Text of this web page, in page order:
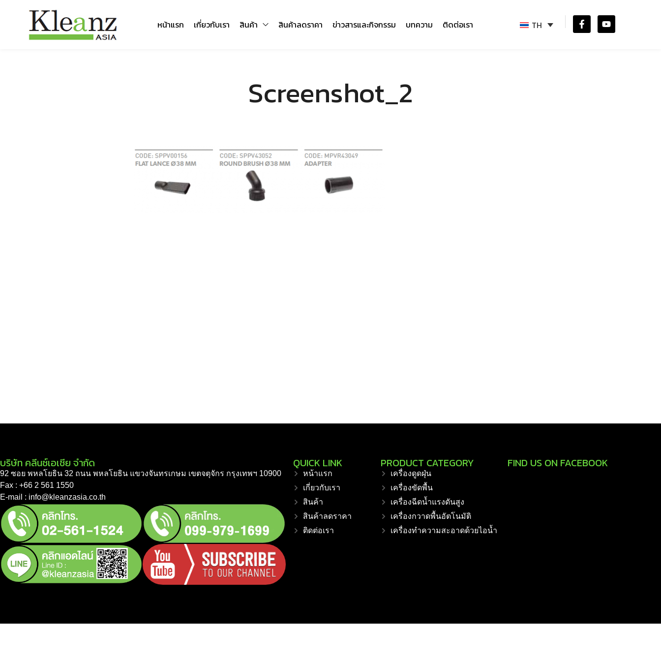
หน้าแรก เกี่ยวกับเรา สินค้า สินค้าลดราคา ข่าวสารและกิจกรรม บทความ ติดต่อเรา TH
Screenshot_2
บริษัท คลีนซ์เอเชีย จำกัด
92 ซอย พหลโยธิน 32 ถนน พหลโยธิน แขวงจันทรเกษม เขตจตุจักร กรุงเทพฯ 10900
Fax : +66 2 561 1550
E-mail : info@kleanzasia.co.th
QUICK LINK
หน้าแรก
เกี่ยวกับเรา
สินค้า
สินค้าลดราคา
ติดต่อเรา
PRODUCT CATEGORY
เครื่องดูดฝุ่น
เครื่องขัดพื้น
เครื่องฉีดน้ำแรงดันสูง
เครื่องกวาดพื้นอัตโนมัติ
เครื่องทำความสะอาดด้วยไอน้ำ
FIND US ON FACEBOOK